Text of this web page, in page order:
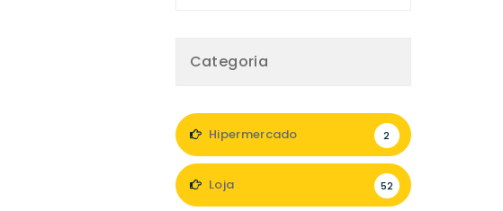
Categoria
Hipermercado 2
Loja 52